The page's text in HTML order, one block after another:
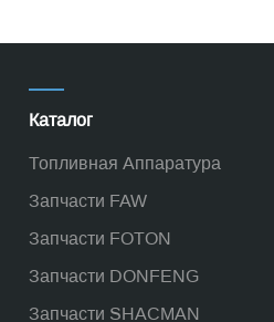
Каталог
Топливная Аппаратура
Запчасти FAW
Запчасти FOTON
Запчасти DONFENG
Запчасти SHACMAN